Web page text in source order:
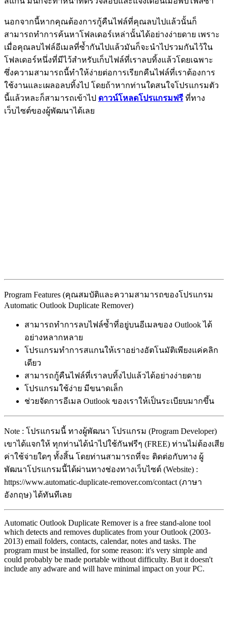
นอกจากนี้หากคุณต้องการกู้คืนไฟล์ที่คุณลบไปแล้วนั้นก็
สามารถทำการค้นหาโฟลเดอร์เหล่านั้นได้อย่างง่ายดาย เพราะ
เมื่อคุณลบไฟล์อีเมลที่ซ้ำกันไปแล้วมันก็จะนำไปรวมกันไว้ใน
โฟลเดอร์หนึ่งที่มีไว้สำหรับเก็บไฟล์ที่เราลบทิ้งแล้วโดยเฉพาะ
ซึ่งความสามารถนี้ทำให้ง่ายต่อการเรียกคืนไฟล์ที่เราต้องการ
ใช้งานและเผลอลบทิ้งไป โดยถ้าหากท่านใดสนใจโปรแกรมตัว
นี้แล้วหละก็สามารถเข้าไป ดาวน์โหลดโปรแกรมฟรี ที่ทาง
เว็บไซต์ของผู้พัฒนาได้เลย
Program Features (คุณสมบัติและความสามารถของโปรแกรม
Automatic Outlook Duplicate Remover)
สามารถทำการลบไฟล์ซ้ำที่อยู่บนอีเมลของ Outlook ได้
อย่างหลากหลาย
โปรแกรมทำการสแกนให้เราอย่างอัตโนมัติเพียงแค่คลิก
เดียว
สามารถกู้คืนไฟล์ที่เราลบทิ้งไปแล้วได้อย่างง่ายดาย
โปรแกรมใช้ง่าย มีขนาดเล็ก
ช่วยจัดการอีเมล Outlook ของเราให้เป็นระเบียบมากขึ้น
Note : โปรแกรมนี้ ทางผู้พัฒนา โปรแกรม (Program Developer)
เขาได้แจกให้ ทุกท่านได้นำไปใช้กันฟรีๆ (FREE) ท่านไม่ต้องเสีย
ค่าใช้จ่ายใดๆ ทั้งสิ้น โดยท่านสามารถที่จะ ติดต่อกับทาง ผู้
พัฒนาโปรแกรมนี้ได้ผ่านทางช่องทางเว็บไซต์ (Website) :
https://www.automatic-duplicate-remover.com/contact (ภาษา
อังกฤษ) ได้ทันทีเลย
Automatic Outlook Duplicate Remover is a free stand-alone tool
which detects and removes duplicates from your Outlook (2003-
2013) email folders, contacts, calendar, notes and tasks. The
program must be installed, for some reason: it's very simple and
could probably be made portable without difficulty. But it doesn't
include any adware and will have minimal impact on your PC.